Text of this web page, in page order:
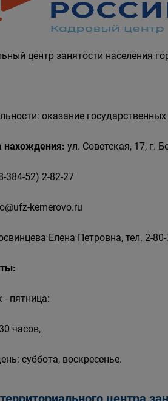
центр занятости населения
оказание
нахождения: ул. Советская, 17, г.
384-52) 2-82-27
kemerovo.ru
Елена Петровна, тел. 2-80-
- пятница:
часов,
суббота, воскресенье.